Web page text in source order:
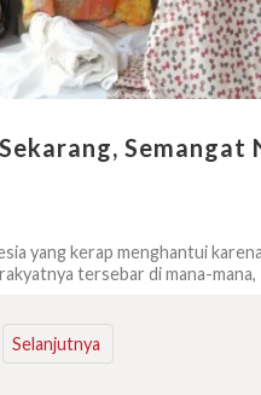
Semangat
yang kerap menghantui
tersebar di mana-mana,
Selanjutnya